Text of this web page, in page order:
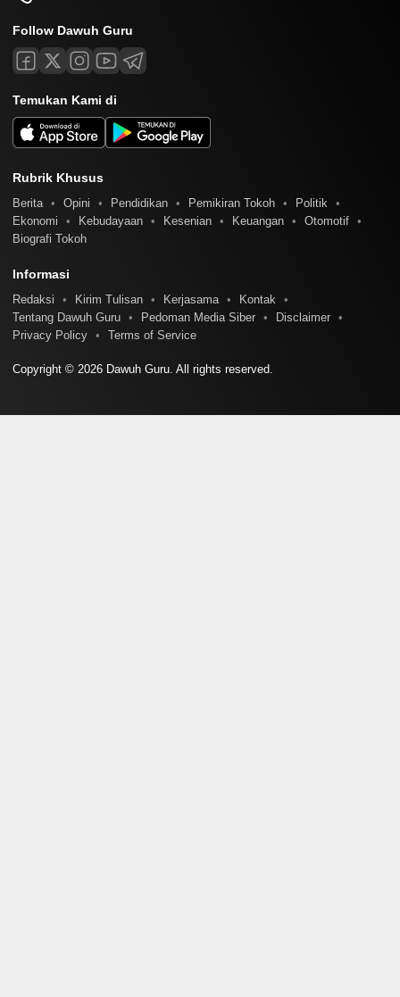
Follow Dawuh Guru
Temukan Kami di
Rubrik Khusus
Berita Opini Pendidikan Pemikiran Tokoh
Politik
Ekonomi
Kebudayaan Kesenian Keuangan
Otomotif
Biografi Tokoh
Informasi
Redaksi Kirim Tulisan Kerjasama
Kontak
Tentang Dawuh Guru
Pedoman Media Siber
Disclaimer
Privacy Policy
Terms of Service
Copyright © 2026 Dawuh Guru. All rights reserved.